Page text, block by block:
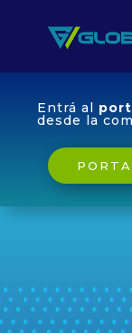
Entrá al
desde la